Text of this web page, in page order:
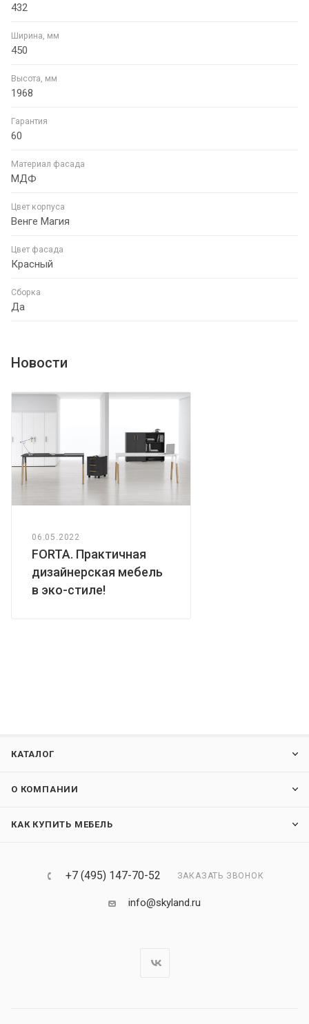
432
Ширина, мм
450
Высота, мм
1968
Гарантия
60
Материал фасада
МДФ
Цвет корпуса
Венге Магия
Цвет фасада
Красный
Сборка
Да
Новости
06.05.2022
FORTA. Практичная
дизайнерская мебель
в эко-стиле!
КАТАЛОГ
О КОМПАНИИ
КАК КУПИТЬ МЕБЕЛЬ
+7 (495) 147-70-52 ЗАКАЗАТЬ ЗВОНОК
info@skyland.ru